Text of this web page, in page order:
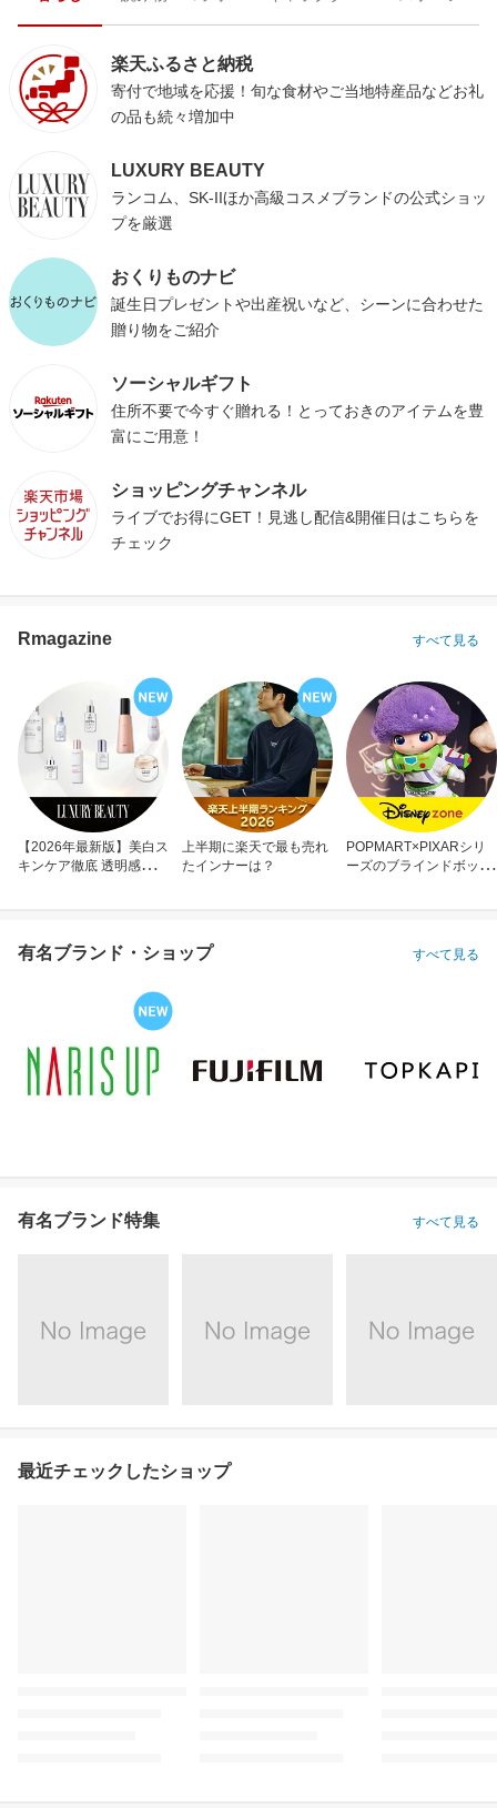
楽天ふるさと納税
寄付で地域を応援！旬な食材やご当地特産品などお礼
の品も続々増加中
LUXURY BEAUTY
ランコム、SK-IIほか高級コスメブランドの公式ショッ
プを厳選
おくりものナビ
誕生日プレゼントや出産祝いなど、シーンに合わせた
贈り物をご紹介
ソーシャルギフト
住所不要で今すぐ贈れる！とっておきのアイテムを豊
富にご用意！
ショッピングチャンネル
ライブでお得にGET！見逃し配信&開催日はこちらを
チェック
Rmagazine すべて見る
【2026年最新版】美白ス
キンケア徹底 透明感のあ
上半期に楽天で最も売れ
たインナーは？
POPMART×PIXARシリ
ーズのブラインドボック
有名ブランド・ショップ すべて見る
有名ブランド特集 すべて見る
最近チェックしたショップ